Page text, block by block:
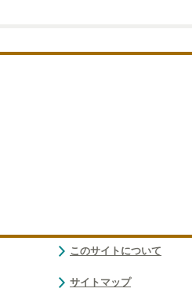
このサイトについて
サイトマップ